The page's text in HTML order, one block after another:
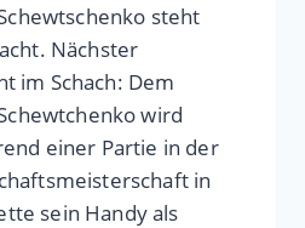
steht
Nächster
im Schach: Dem
wird
einer Partie in der
in
sein Handy als